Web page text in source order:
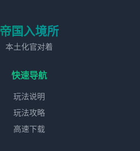
帝国入境所
本土化官对着
快速导航
玩法说明
玩法攻略
高速下载